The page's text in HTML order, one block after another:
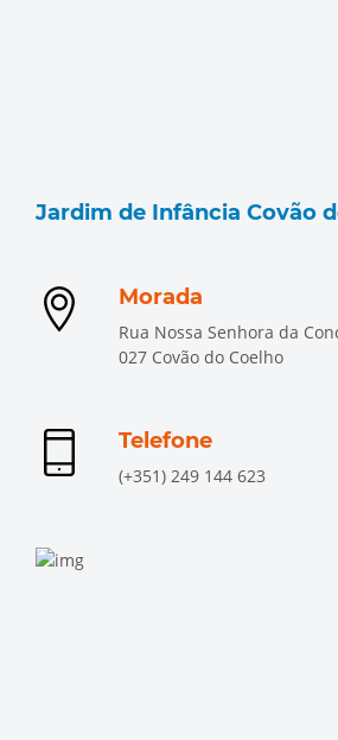
Jardim de Infância Covão
Morada
Rua Nossa Senhora da
027 Covão do Coelho
Telefone
(+351) 249 144 623